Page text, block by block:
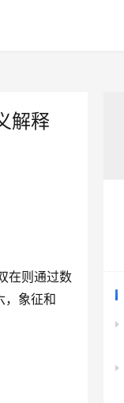
解释
在则通过数
，象征和